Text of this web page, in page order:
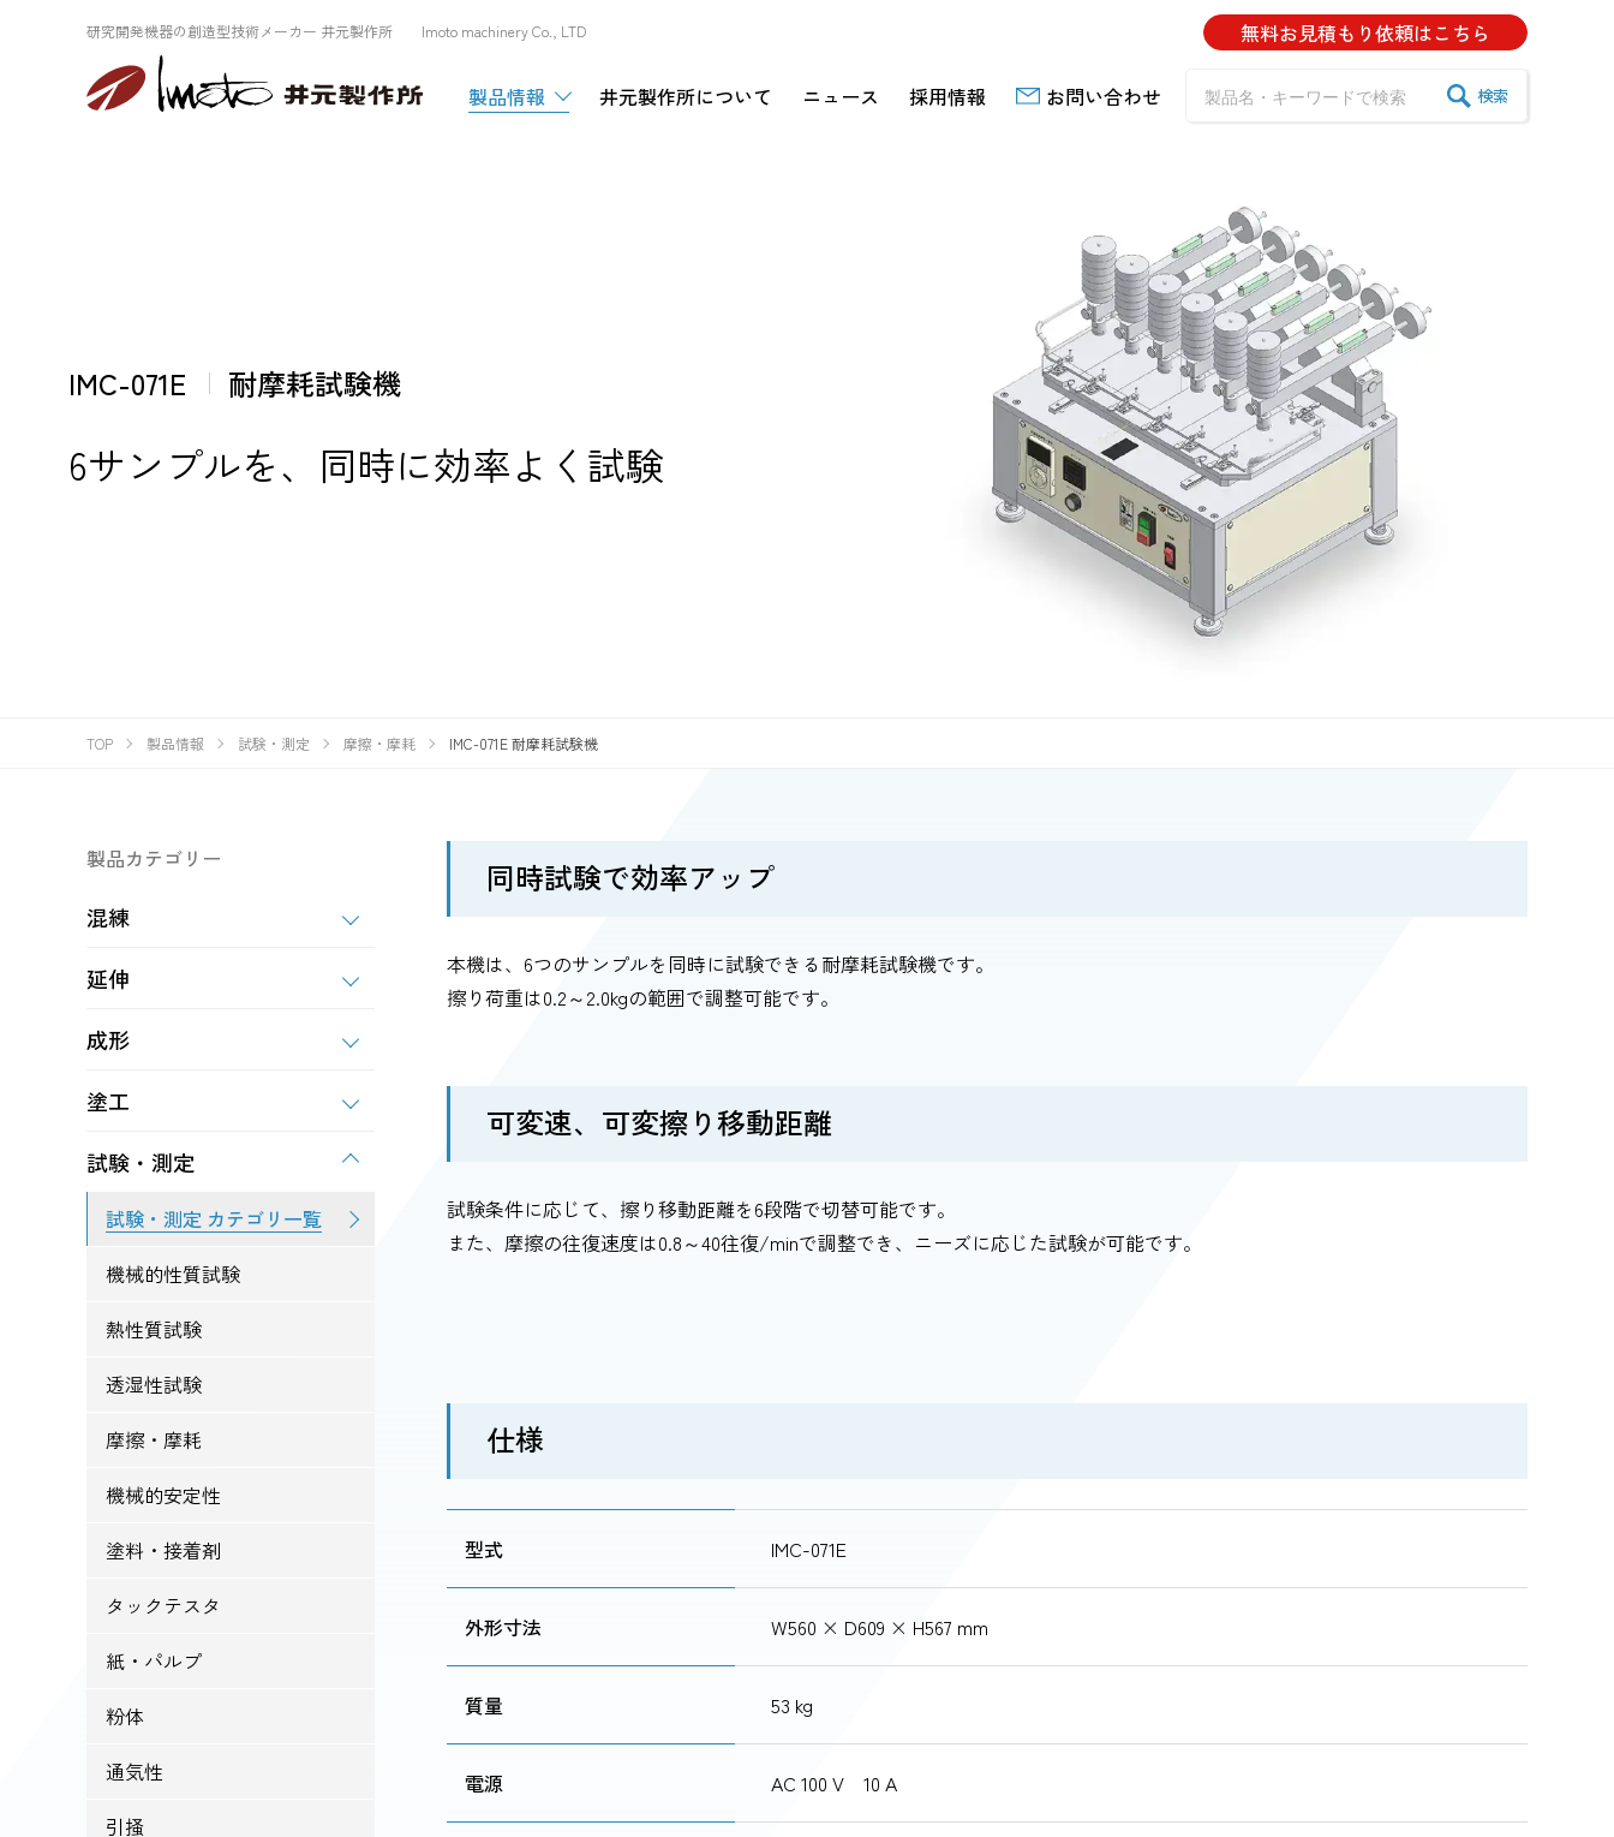
研究開発機器の創造型技術メーカー 井元製作所 Imoto machinery Co., LTD
製品情報 井元製作所について ニュース 採用情報 お問い合わせ
無料お見積もり依頼はこちら
検索
IMC-071E 耐摩耗試験機
6サンプルを、同時に効率よく試験
TOP 製品情報 試験・測定 摩擦・摩耗 IMC-071E 耐摩耗試験機
同時試験で効率アップ
本機は、6つのサンプルを同時に試験できる耐摩耗試験機です。
擦り荷重は0.2～2.0kgの範囲で調整可能です。
可変速、可変擦り移動距離
試験条件に応じて、擦り移動距離を6段階で切替可能です。
また、摩擦の往復速度は0.8～40往復/minで調整でき、ニーズに応じた試験が可能です。
仕様
型式 IMC-071E
外形寸法 W560 × D609 × H567 mm
質量 53 kg
電源 AC 100 V 10 A
製品カテゴリー
混練
延伸
成形
塗工
試験・測定
試験・測定 カテゴリ一覧
機械的性質試験
熱性質試験
透湿性試験
摩擦・摩耗
機械的安定性
塗料・接着剤
タックテスタ
紙・パルプ
粉体
通気性
引掻